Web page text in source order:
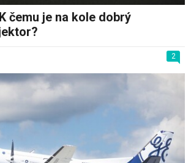
čemu je na kole dobrý
2